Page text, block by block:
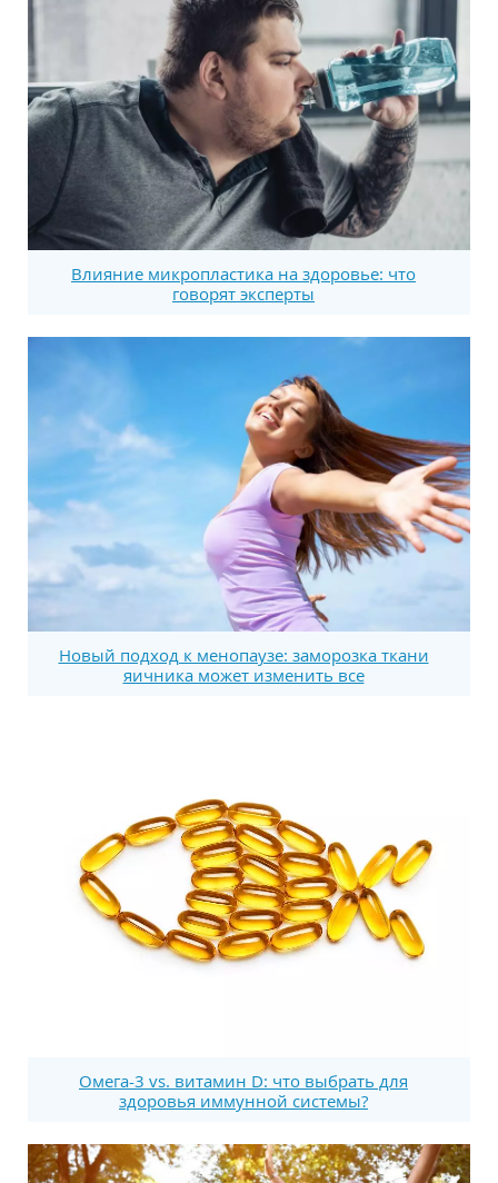
Влияние микропластика на здоровье: что
говорят эксперты
Новый подход к менопаузе: заморозка ткани
яичника может изменить все
Омега-3 vs. витамин D: что выбрать для
здоровья иммунной системы?